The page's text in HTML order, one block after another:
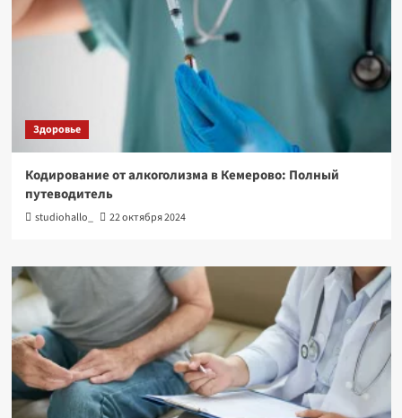
Здоровье
Кодирование от алкоголизма в Кемерово: Полный
путеводитель
studiohallo_ 22 октября 2024